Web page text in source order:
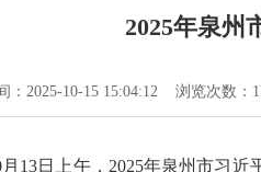
2025年泉州
：2025-10-15 15:04:12 浏览次数
月13日上午，2025年泉州市习